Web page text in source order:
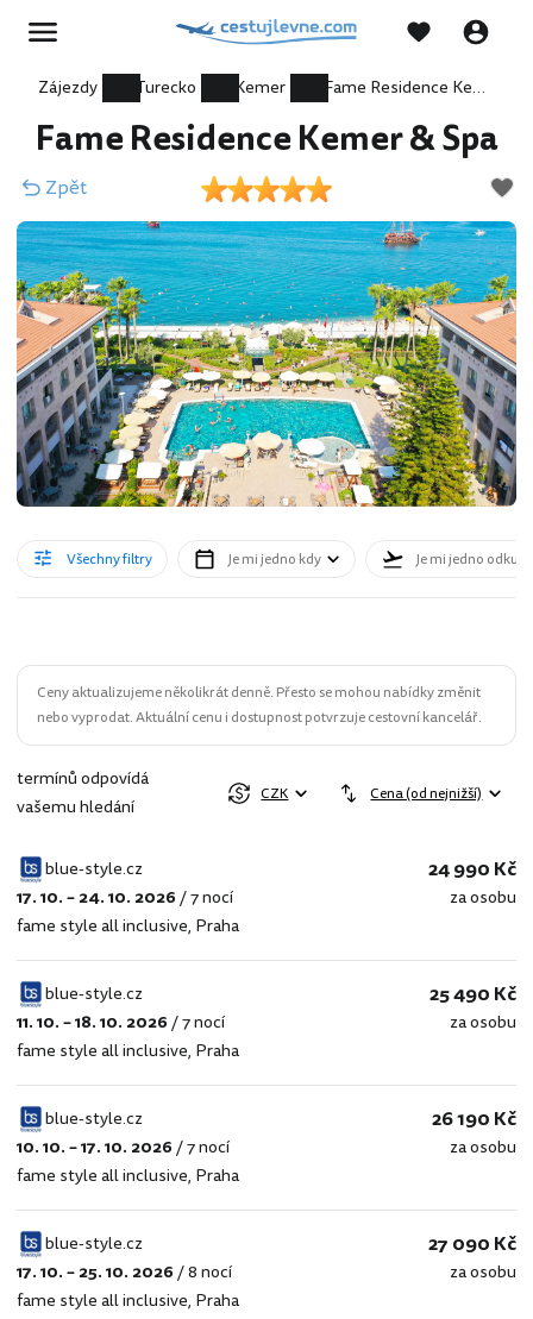
Zájezdy Turecko Kemer Fame Residence Kemer & Spa
Fame Residence Kemer & Spa
Zpět
Všechny filtry Je mi jedno kdy Je mi jedno odkud
Ceny aktualizujeme několikrát denně. Přesto se mohou nabídky změnit
nebo vyprodat. Aktuální cenu i dostupnost potvrzuje cestovní kancelář.
termínů odpovídá
vašemu hledání
CZK Cena (od nejnižší)
blue-
style.cz
blue-style.cz
17. 10. – 24. 10. 2026/7 nocí
fame style all inclusive, Praha
24 990 Kč
za osobu
blue-
style.cz
blue-style.cz
11. 10. – 18. 10. 2026/7 nocí
fame style all inclusive, Praha
25 490 Kč
za osobu
blue-
style.cz
blue-style.cz
10. 10. – 17. 10. 2026/7 nocí
fame style all inclusive, Praha
26 190 Kč
za osobu
blue-
style.cz
blue-style.cz
17. 10. – 25. 10. 2026/8 nocí
fame style all inclusive, Praha
27 090 Kč
za osobu